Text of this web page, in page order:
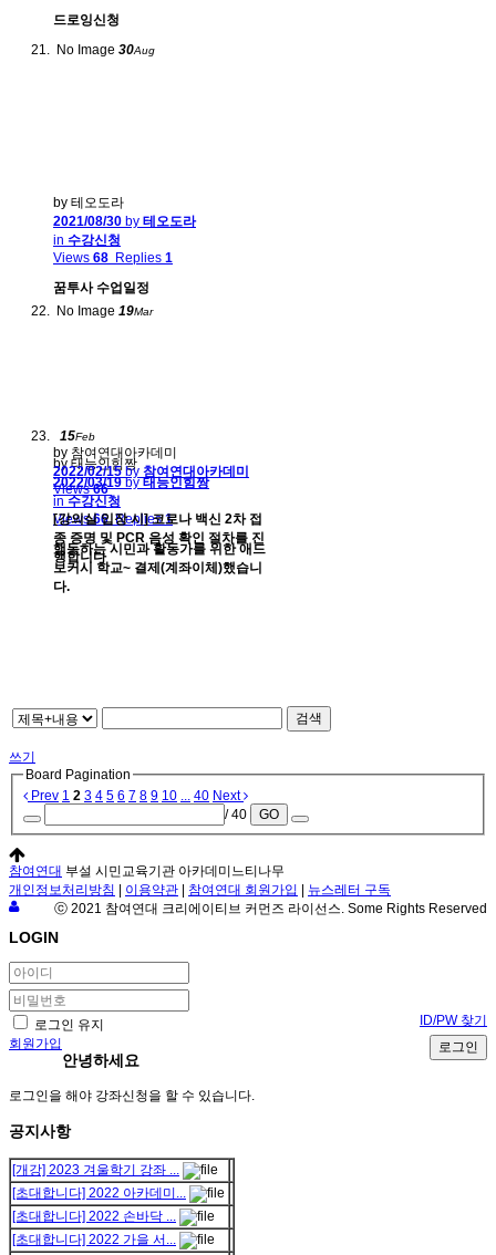
드로잉신청
No Image 30Aug
by 테오도라
2021/08/30 by 테오도라
in 수강신청
Views 68 Replies 1
꿈투사 수업일정
No Image 19Mar
by 태능인힘짱
2022/03/19by태능인힘짱
in 수강신청
Views66 Replies1
행동하는 시민과 활동가를 위한 애드
보커시 학교~ 결제(계좌이체)했습니
다.
15Feb
by 참여연대아카데미
2022/02/15by 참여연대아카데미
Views66
[강의실 입장 시] 코로나 백신 2차 접
종 증명 및 PCR 음성 확인 절차를 진
행합니다
검색
쓰기
Board Pagination
Prev 1 2 3 4 5 6 7 8 9 10 40 Next
/ 40
GO
참여연대 부설 시민교육기관 아카데미느티나무
개인정보처리방침
이용약관 참여연대 회원가입
뉴스레터 구독
ⓒ 2021 참여연대 크리에이티브 커먼즈 라이선스. Some Rights Reserved
LOGIN
로그인 유지
ID/PW 찾기
회원가입
로그인
안녕하세요
로그인을 해야 강좌신청을 할 수 있습니다.
공지사항
[개강] 2023 겨울학기 강좌 ...
[초대합니다] 2022 아카데미...
[초대합니다] 2022 손바닥 ...
[초대합니다] 2022 가을 서...